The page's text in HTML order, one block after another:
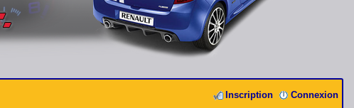
Connexion
Inscription